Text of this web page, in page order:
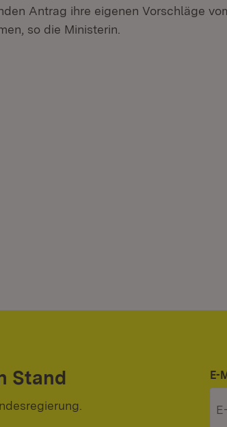
Antrag ihre eigenen Vorschläge
so die Ministerin.
Stand E-